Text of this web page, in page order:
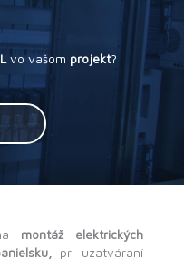
vo vašom projekt?
montáž elektrických
pri uzatváraní